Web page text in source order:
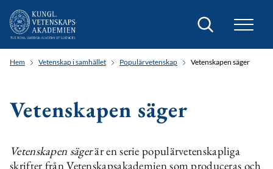
Sök
Hem Vetenskap i samhället Populärvetenskap Vetenskapen säger
Vetenskapen säger
Vetenskapen sägerär en serie populärvetenskapliga
skrifter från Vetenskapsakademien som produceras och